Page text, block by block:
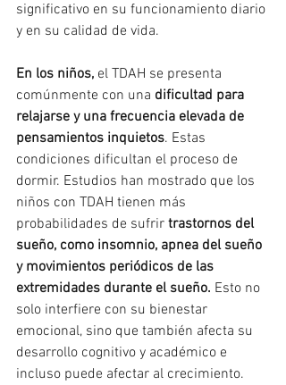
significativo en su funcionamiento diario
y en su calidad de vida.
En los niños, el TDAH se presenta
comúnmente con una dificultad para
relajarse y una frecuencia elevada de
pensamientos inquietos. Estas
condiciones dificultan el proceso de
dormir. Estudios han mostrado que los
niños con TDAH tienen más
probabilidades de sufrir trastornos del
sueño, como insomnio, apnea del sueño
y movimientos periódicos de las
extremidades durante el sueño. Esto no
solo interfiere con su bienestar
emocional, sino que también afecta su
desarrollo cognitivo y académico e
incluso puede afectar al crecimiento.